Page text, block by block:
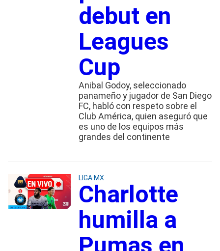
debut en
Leagues
Cup
Anibal Godoy, seleccionado
panameño y jugador de San Diego
FC, habló con respeto sobre el
Club América, quien aseguró que
es uno de los equipos más
grandes del continente
LIGA MX
Charlotte
humilla a
Pumas en